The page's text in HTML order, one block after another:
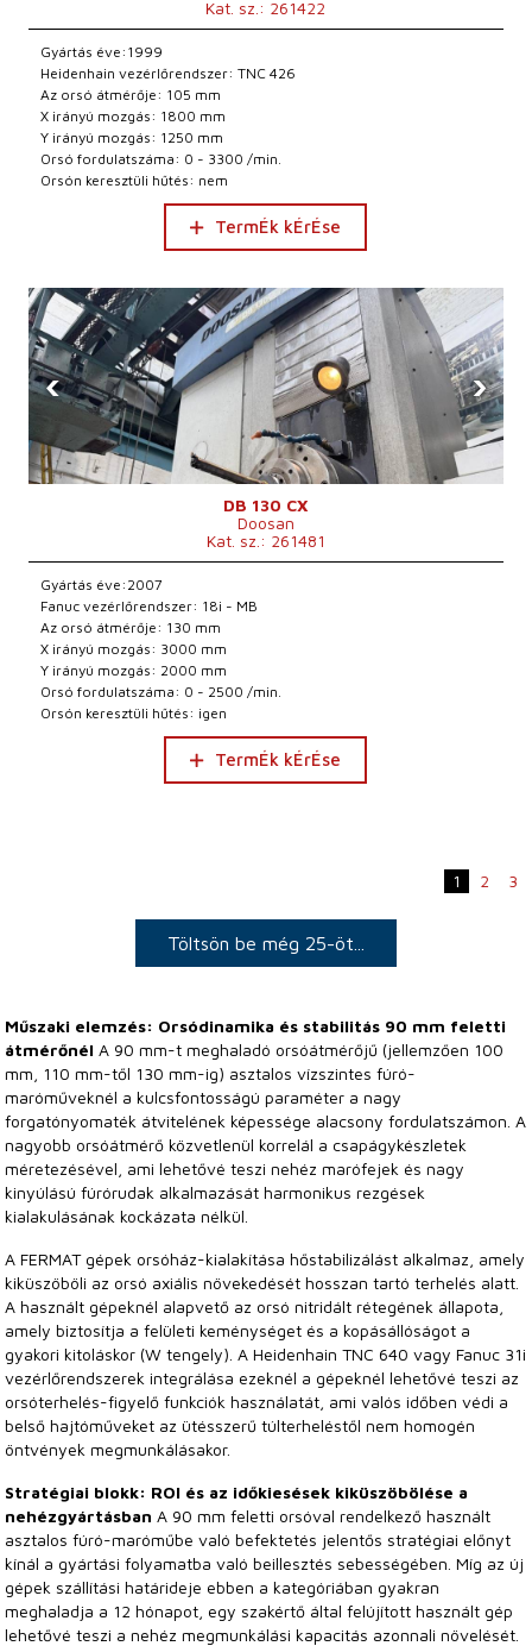
Kat. sz.: 261422
Gyártás éve:1999
Heidenhain vezérlőrendszer: TNC 426
Az orsó átmérője: 105 mm
X irányú mozgás: 1800 mm
Y irányú mozgás: 1250 mm
Orsó fordulatszáma: 0 - 3300 /min.
Orsón keresztüli hűtés: nem
TermÉk kÉrÉse
‹ ›
DB 130 CX
Doosan
Kat. sz.: 261481
Gyártás éve:2007
Fanuc vezérlőrendszer: 18i - MB
Az orsó átmérője: 130 mm
X irányú mozgás: 3000 mm
Y irányú mozgás: 2000 mm
Orsó fordulatszáma: 0 - 2500 /min.
Orsón keresztüli hűtés: igen
TermÉk kÉrÉse
1 2 3
Töltsön be még 25-öt...
Műszaki elemzés: Orsódinamika és stabilitás 90 mm feletti
átmérőnél A 90 mm-t meghaladó orsóátmérőjű (jellemzően 100
mm, 110 mm-től 130 mm-ig) asztalos vízszintes fúró-
maróműveknél a kulcsfontosságú paraméter a nagy
forgatónyomaték átvitelének képessége alacsony fordulatszámon. A
nagyobb orsóátmérő közvetlenül korrelál a csapágykészletek
méretezésével, ami lehetővé teszi nehéz marófejek és nagy
kinyúlású fúrórudak alkalmazását harmonikus rezgések
kialakulásának kockázata nélkül.
A FERMAT gépek orsóház-kialakítása hőstabilizálást alkalmaz, amely
kiküszöböli az orsó axiális növekedését hosszan tartó terhelés alatt.
A használt gépeknél alapvető az orsó nitridált rétegének állapota,
amely biztosítja a felületi keménységet és a kopásállóságot a
gyakori kitoláskor (W tengely). A Heidenhain TNC 640 vagy Fanuc 31i
vezérlőrendszerek integrálása ezeknél a gépeknél lehetővé teszi az
orsóterhelés-figyelő funkciók használatát, ami valós időben védi a
belső hajtóműveket az ütésszerű túlterheléstől nem homogén
öntvények megmunkálásakor.
Stratégiai blokk: ROI és az időkiesések kiküszöbölése a
nehézgyártásban A 90 mm feletti orsóval rendelkező használt
asztalos fúró-maróműbe való befektetés jelentős stratégiai előnyt
kínál a gyártási folyamatba való beillesztés sebességében. Míg az új
gépek szállítási határideje ebben a kategóriában gyakran
meghaladja a 12 hónapot, egy szakértő által felújított használt gép
lehetővé teszi a nehéz megmunkálási kapacitás azonnali növelését.